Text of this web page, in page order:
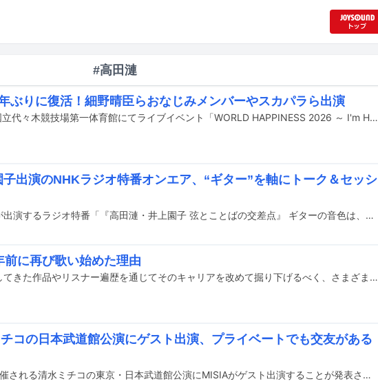
#高田漣
ぶりに復活！細野晴臣らおなじみメンバーやスカパラら出演
6月28日に東京・国立代々木競技場第一体育館にてライブイベント「WORLD HAPPINESS 2026 ～ I'm HOME ～」が開催される。
出演のNHKラジオ特番オンエア、“ギター”を軸にトーク＆セッシ
高田漣と井上園子が出演するラジオ特番「『高田漣・井上園子 弦とことばの交差点』 ギターの音色は、ことば以上に何かを語る。」が、12月30日14:00よりNHK FMで放送される。
前に再び歌い始めた理由
細野晴臣が生み出してきた作品やリスナー遍歴を通じてそのキャリアを改めて掘り下げるべく、さまざまなジャンルについて探求する「細野ゼミ」。2020年10月の始動以来、「アンビエントミュージック」「映画音楽」「ロック」など全10コマにわたってさまざまな音楽を取り上げてきたが、細野の音楽観をより深く学ぶべく現在は“補講”を開講している。補講8コマ目のテーマは「細野晴臣のビクター / SPEEDSTAR RECORDS期」。今年10月、SPEEDSTAR RECORDSから発表したアルバム7作品のアナログ盤が再発されたことを記念した企画となる。ゼミ生として参加するのは、細野を敬愛してやまない安部勇磨（never young beach）とハマ・オカモト（OKAMOTO'S）というおなじみの同世代2人。彼らが細野との接点が生まれた時期にリリースされた作品群について、あれこれ聞いてもらった。
コの日本武道館公演にゲスト出演、プライベートでも交友がある
2026年1月3日に開催される清水ミチコの東京・日本武道館公演にMISIAがゲスト出演することが発表された。